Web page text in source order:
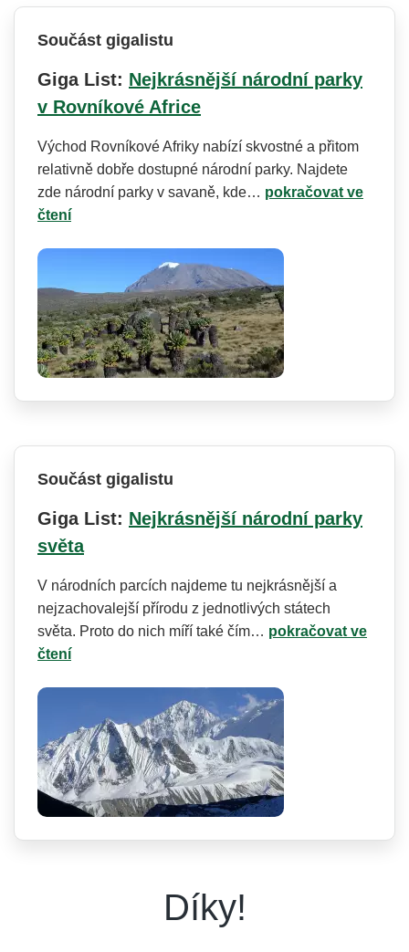
Součást gigalistu
Giga List: Nejkrásnější národní parky
v Rovníkové Africe
Východ Rovníkové Afriky nabízí skvostné a přitom
relativně dobře dostupné národní parky. Najdete
zde národní parky v savaně, kde… pokračovat ve
čtení
Součást gigalistu
Giga List: Nejkrásnější národní parky
světa
V národních parcích najdeme tu nejkrásnější a
nejzachovalejší přírodu z jednotlivých státech
světa. Proto do nich míří také čím… pokračovat ve
čtení
Díky!